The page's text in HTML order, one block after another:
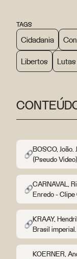
TAGS
Cidadania
Libertos
BOSCO,
(Pseudo
CARNAVAL,
Enredo - Clipe
KRAAY,
Brasil imperial.
KOERNER,